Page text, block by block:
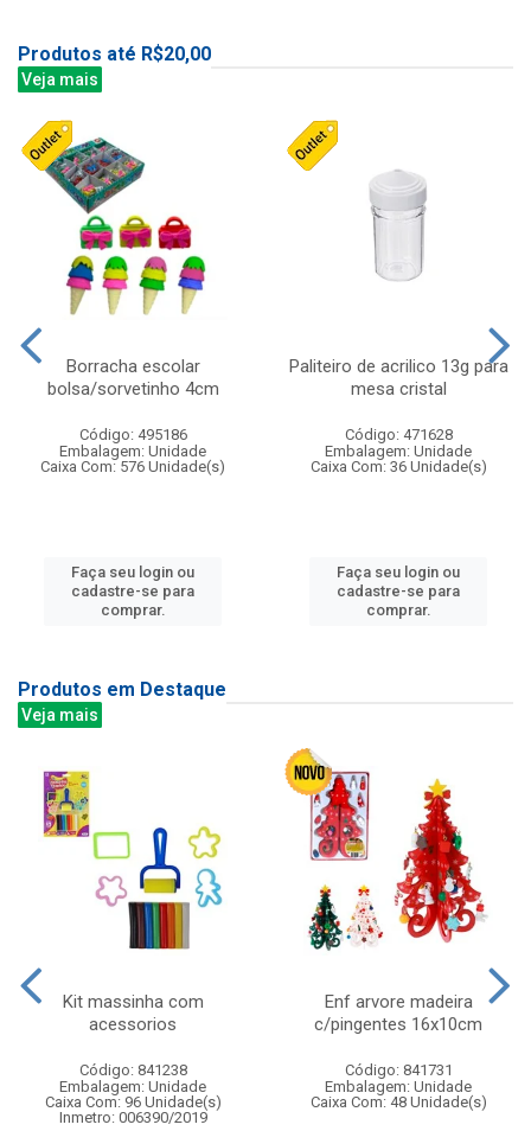
Produtos até R$20,00
Veja mais
Borracha escolar
bolsa/sorvetinho 4cm
Código: 495186
Embalagem: Unidade
Caixa Com: 576 Unidade(s)
Faça seu login ou
cadastre-se para
comprar.
Paliteiro de acrilico 13g para
mesa cristal
Código: 471628
Embalagem: Unidade
Caixa Com: 36 Unidade(s)
Faça seu login ou
cadastre-se para
comprar.
Produtos em Destaque
Veja mais
Kit massinha com
acessorios
Código: 841238
Embalagem: Unidade
Caixa Com: 96 Unidade(s)
Inmetro: 006390/2019
Enf arvore madeira
c/pingentes 16x10cm
Código: 841731
Embalagem: Unidade
Caixa Com: 48 Unidade(s)